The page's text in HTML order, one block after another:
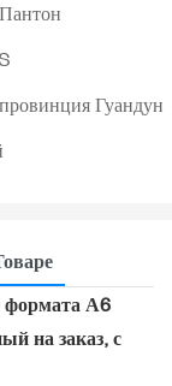
Гуандун
формата А6
на заказ, с